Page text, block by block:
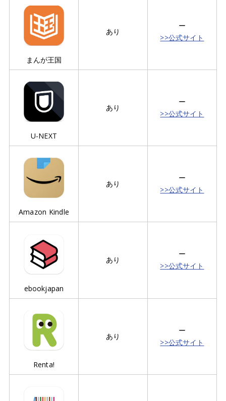
まんが王国
あり
ー
>>公式サイト
U-NEXT
あり
ー
>>公式サイト
Amazon Kindle
あり
ー
>>公式サイト
ebookjapan
あり
ー
>>公式サイト
Renta!
あり
ー
>>公式サイト